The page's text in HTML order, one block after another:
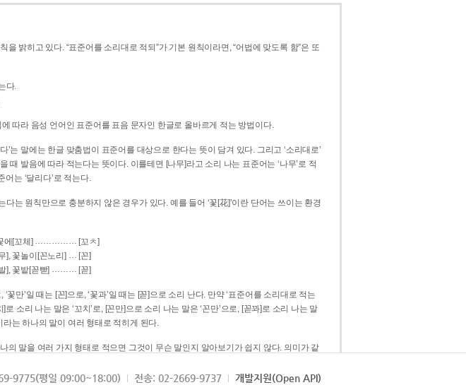
을 밝히고 있다. “표준어를 소리대로 적되”가 기본 원칙이라면, “어법에 맞도록 함”은 또
다.
따라 음성 언어인 표준어를 표음 문자인 한글로 올바르게 적는 방법이다.
’는 말에는 한글 맞춤법이 표준어를 대상으로 한다는 뜻이 담겨 있다. 그리고 ‘소리대로’
뜻이다. 이를테면 [나무]라고 소리 나는 표준어는 ‘나무’로 적
어는 ‘달리다’로 적는다.
다는 원칙만으로 충분하지 않은 경우가 있다. 예를 들어 ‘꽃[花]’이란 단어는 쓰이는 환경
에[꼬체] …………… [꼬ㅊ]
], 꽃놀이[꼰노리] … [꼰]
], 꽃밭[꼳빧] ……… [꼳]
, ‘꽃만’일 때는 [꼰]으로, ‘꽃과’일 때는 [꼳]으로 소리 난다. 만약 ‘표준어를 소리대로 적는
]으로 소리 나는 말은 ‘꼰만’으로, [꼳꽈]로 소리 나는 말
라는 하나의 말이 여러 형태로 적히게 된다.
의 말을 여러 가지 형태로 적으면 그것이 무슨 말인지 알아보기가 쉽지 않다. 의미가 같
데 효과적이다.
9775(평일 09:00~18:00) 전송: 02-2669-9737 개발지원(Open API)